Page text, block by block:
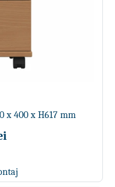
x 400 x H617 mm